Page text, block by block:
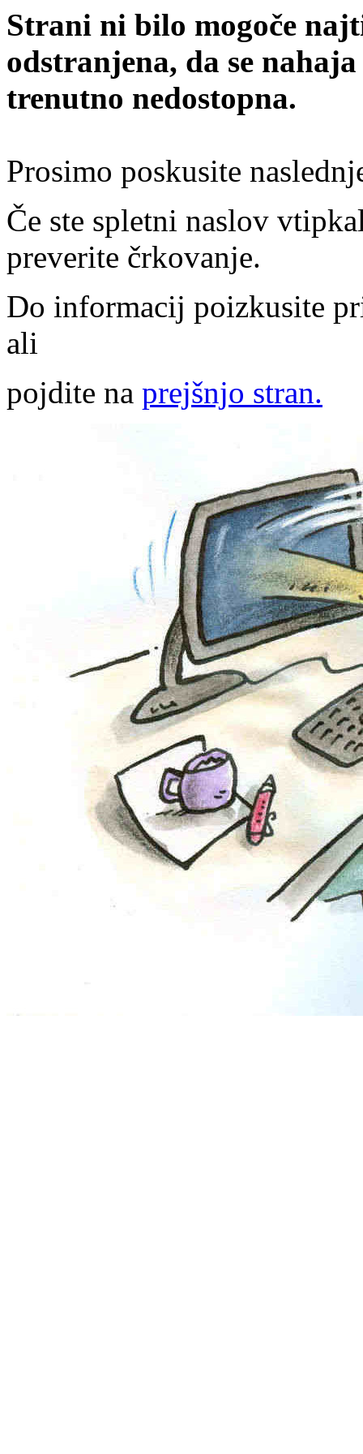
Strani ni bilo mogoče
odstranjena, da se
trenutno nedostopna.
Prosimo poskusite
Če ste spletni naslov
preverite črkovanje.
Do informacij poizkusite
ali
pojdite na prejšnjo stran.